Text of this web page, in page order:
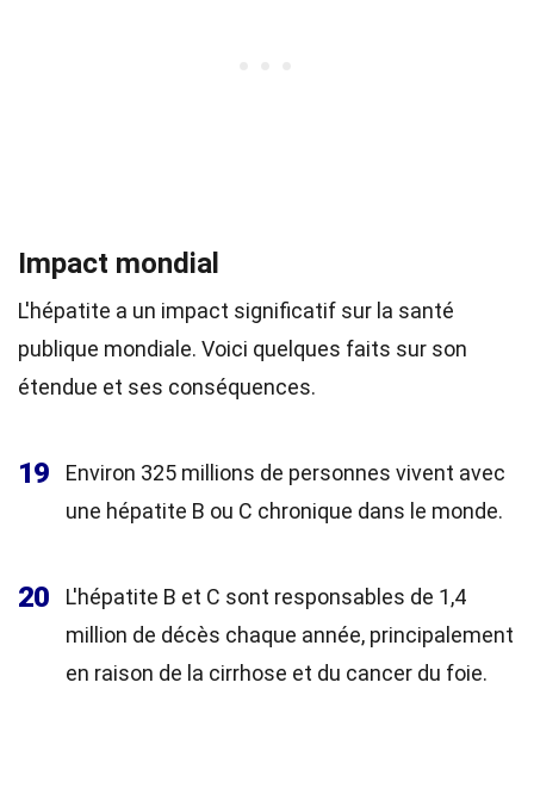
Impact mondial
L'hépatite a un impact significatif sur la santé
publique mondiale. Voici quelques faits sur son
étendue et ses conséquences.
19
Environ 325 millions de personnes vivent avec
une hépatite B ou C chronique dans le monde.
20
L'hépatite B et C sont responsables de 1,4
million de décès chaque année, principalement
en raison de la cirrhose et du cancer du foie.